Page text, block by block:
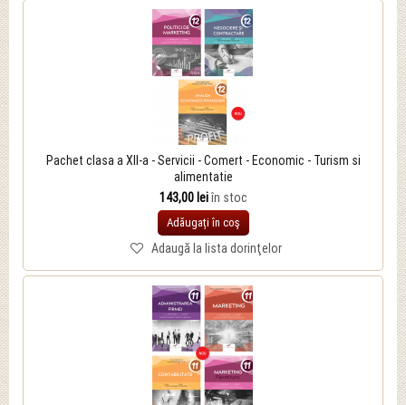
Pachet clasa a XII-a - Servicii - Comert - Economic - Turism si
alimentatie
143,00 lei în stoc
Adăugați în coş
Adaugă la lista dorinţelor